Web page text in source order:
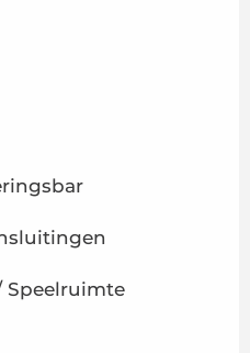
Speelruimte